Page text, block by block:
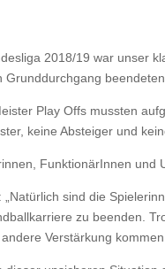
2018/19 war unser
Play Offs mussten
keine Absteiger und
FunktionärInnen
sind die
zu beenden.
Verstärkung kommen